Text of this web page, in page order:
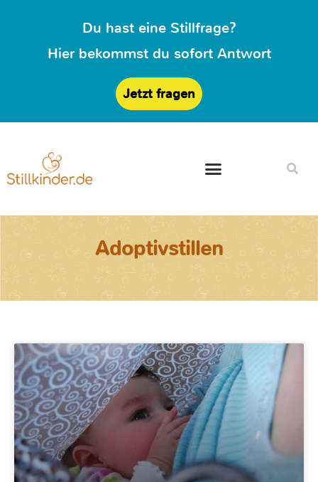
Du hast eine Stillfrage?
Hier bekommst du sofort Antwort
Jetzt fragen
Adoptivstillen